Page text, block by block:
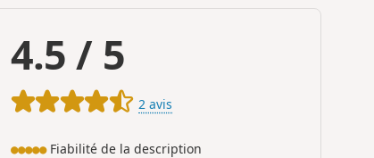
4.5/ 5
2 avis
●●●●●Fiabilité de la description